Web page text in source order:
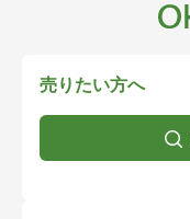
売りたい方へ